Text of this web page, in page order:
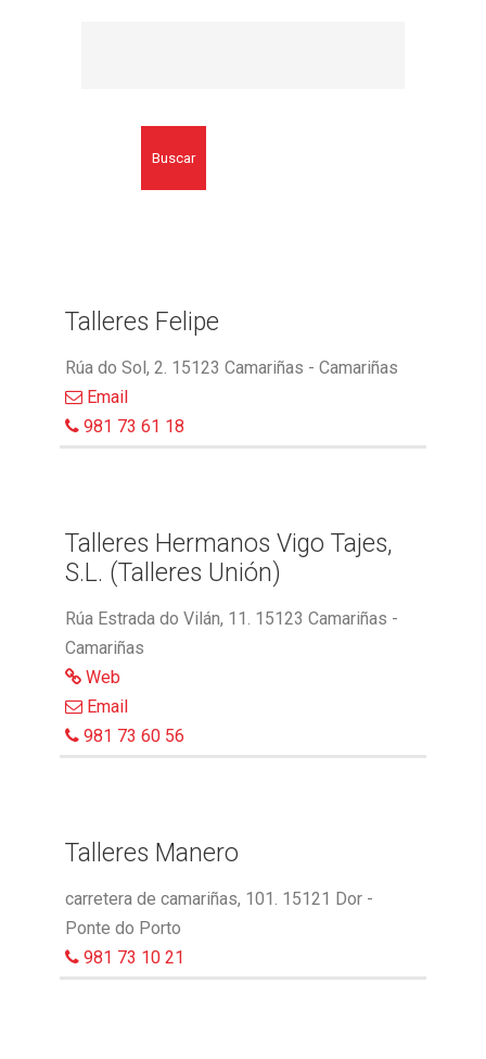
Buscar
Talleres Felipe
Rúa do Sol, 2. 15123 Camariñas - Camariñas
Email
981 73 61 18
Talleres Hermanos Vigo Tajes,
S.L. (Talleres Unión)
Rúa Estrada do Vilán, 11. 15123 Camariñas -
Camariñas
Web
Email
981 73 60 56
Talleres Manero
carretera de camariñas, 101. 15121 Dor -
Ponte do Porto
981 73 10 21